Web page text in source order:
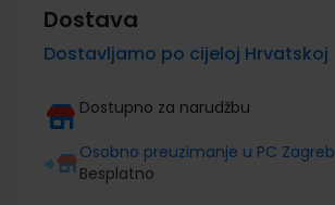
Dostava
Dostavljamo po cijeloj Hrvatskoj
Dostupno za narudžbu
Osobno preuzimanje u PC Zagreb
Besplatno